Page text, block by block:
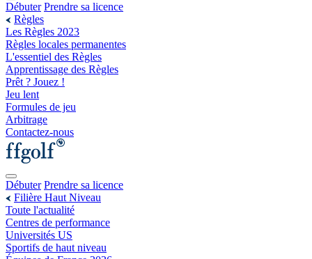
Débuter Prendre sa licence
Règles
Les Règles 2023
Règles locales permanentes
L'essentiel des Règles
Apprentissage des Règles
Prêt ? Jouez !
Jeu lent
Formules de jeu
Arbitrage
Contactez-nous
Débuter Prendre sa licence
Filière Haut Niveau
Toute l'actualité
Centres de performance
Universités US
Sportifs de haut niveau